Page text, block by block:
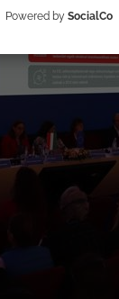
Powered by SocialCo